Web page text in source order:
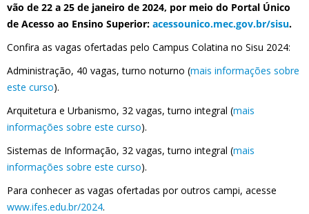
vão de 22 a 25 de janeiro de 2024, por meio do Portal Único
de Acesso ao Ensino Superior: acessounico.mec.gov.br/sisu.
Confira as vagas ofertadas pelo Campus Colatina no Sisu 2024:
Administração, 40 vagas, turno noturno (mais informações sobre
este curso).
Arquitetura e Urbanismo, 32 vagas, turno integral (mais
informações sobre este curso).
Sistemas de Informação, 32 vagas, turno integral (mais
informações sobre este curso).
Para conhecer as vagas ofertadas por outros campi, acesse
www.ifes.edu.br/2024.